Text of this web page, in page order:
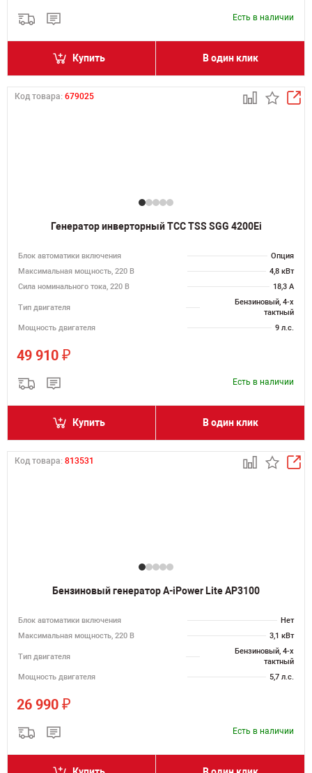
Есть в наличии
Купить В один клик
Код товара: 679025
Генератор инверторный ТСС TSS SGG 4200Ei
Блок автоматики включения
Опция
Максимальная мощность, 220 В
4,8 кВт
Сила номинального тока, 220 В
18,3 А
Тип двигателя
Бензиновый, 4-х
тактный
Мощность двигателя
9 л.с.
49 910 ₽
Есть в наличии
Купить В один клик
Код товара: 813531
Бензиновый генератор A-iPower Lite AP3100
Блок автоматики включения
Нет
Максимальная мощность, 220 В
3,1 кВт
Тип двигателя
Бензиновый, 4-х
тактный
Мощность двигателя
5,7 л.с.
26 990 ₽
Есть в наличии